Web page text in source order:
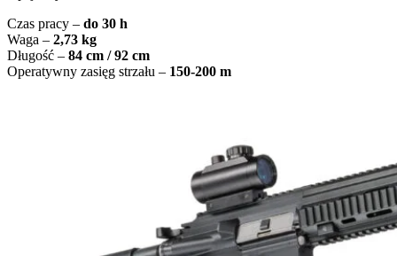
Czas pracy – do 30 h
Waga – 2,73 kg
Długość – 84 cm / 92 cm
Operatywny zasięg strzału – 150-200 m